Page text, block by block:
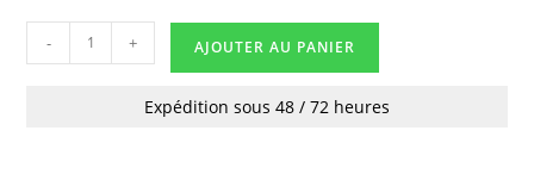
- + AJOUTER AU PANIER
Expédition sous 48 / 72 heures